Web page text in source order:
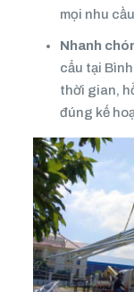
mọi nhu
Nhanh
cẩu tại
thời gian,
đúng kế